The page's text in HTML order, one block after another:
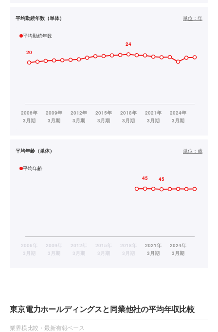
平均勤続年数（単体） 単位： 年
平均勤続年数
平均年齢（単体） 単位： 歳
平均年齢
東京電力ホールディングスと同業他社の平均年収比較
業界横比較・最新有報ベース